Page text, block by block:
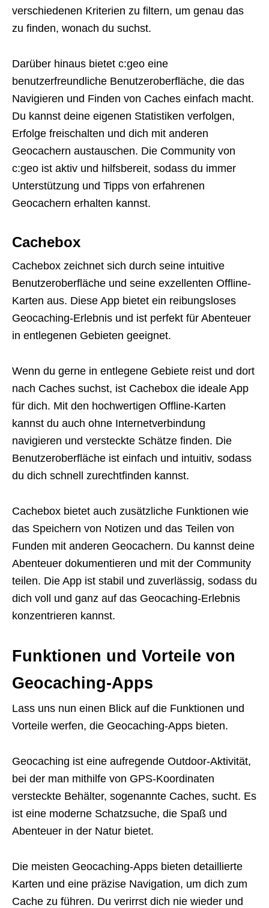
verschiedenen Kriterien zu filtern, um genau das
zu finden, wonach du suchst.
Darüber hinaus bietet c:geo eine
benutzerfreundliche Benutzeroberfläche, die das
Navigieren und Finden von Caches einfach macht.
Du kannst deine eigenen Statistiken verfolgen,
Erfolge freischalten und dich mit anderen
Geocachern austauschen. Die Community von
c:geo ist aktiv und hilfsbereit, sodass du immer
Unterstützung und Tipps von erfahrenen
Geocachern erhalten kannst.
Cachebox
Cachebox zeichnet sich durch seine intuitive
Benutzeroberfläche und seine exzellenten Offline-
Karten aus. Diese App bietet ein reibungsloses
Geocaching-Erlebnis und ist perfekt für Abenteuer
in entlegenen Gebieten geeignet.
Wenn du gerne in entlegene Gebiete reist und dort
nach Caches suchst, ist Cachebox die ideale App
für dich. Mit den hochwertigen Offline-Karten
kannst du auch ohne Internetverbindung
navigieren und versteckte Schätze finden. Die
Benutzeroberfläche ist einfach und intuitiv, sodass
du dich schnell zurechtfinden kannst.
Cachebox bietet auch zusätzliche Funktionen wie
das Speichern von Notizen und das Teilen von
Funden mit anderen Geocachern. Du kannst deine
Abenteuer dokumentieren und mit der Community
teilen. Die App ist stabil und zuverlässig, sodass du
dich voll und ganz auf das Geocaching-Erlebnis
konzentrieren kannst.
Funktionen und Vorteile von
Geocaching-Apps
Lass uns nun einen Blick auf die Funktionen und
Vorteile werfen, die Geocaching-Apps bieten.
Geocaching ist eine aufregende Outdoor-Aktivität,
bei der man mithilfe von GPS-Koordinaten
versteckte Behälter, sogenannte Caches, sucht. Es
ist eine moderne Schatzsuche, die Spaß und
Abenteuer in der Natur bietet.
Die meisten Geocaching-Apps bieten detaillierte
Karten und eine präzise Navigation, um dich zum
Cache zu führen. Du verirrst dich nie wieder und